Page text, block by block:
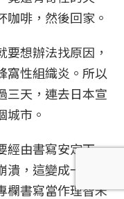
啡，然後回家。
想辦法找原因，
窩性組織炎。所以
三天，連去日本宣
城市。
經由書寫安定下
，這變成一個很
欄書寫當作理智未